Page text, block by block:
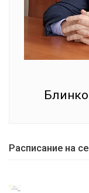
Расписание на